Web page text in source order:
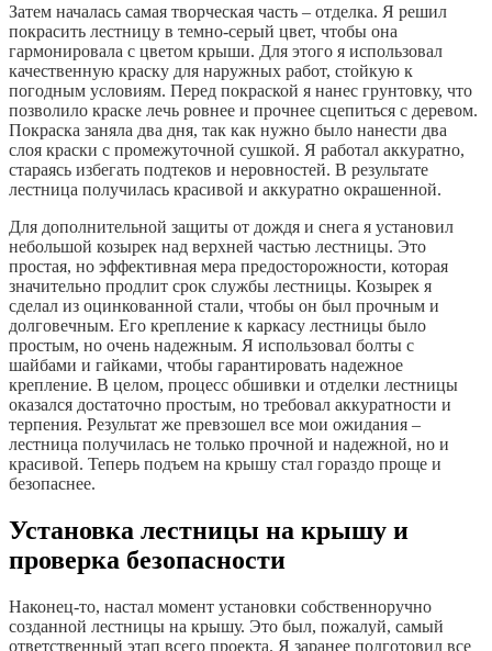
Затем началась самая творческая часть – отделка. Я решил
покрасить лестницу в темно-серый цвет, чтобы она
гармонировала с цветом крыши. Для этого я использовал
качественную краску для наружных работ, стойкую к
погодным условиям. Перед покраской я нанес грунтовку, что
позволило краске лечь ровнее и прочнее сцепиться с деревом.
Покраска заняла два дня, так как нужно было нанести два
слоя краски с промежуточной сушкой. Я работал аккуратно,
стараясь избегать подтеков и неровностей. В результате
лестница получилась красивой и аккуратно окрашенной.
Для дополнительной защиты от дождя и снега я установил
небольшой козырек над верхней частью лестницы. Это
простая, но эффективная мера предосторожности, которая
значительно продлит срок службы лестницы. Козырек я
сделал из оцинкованной стали, чтобы он был прочным и
долговечным. Его крепление к каркасу лестницы было
простым, но очень надежным. Я использовал болты с
шайбами и гайками, чтобы гарантировать надежное
крепление. В целом, процесс обшивки и отделки лестницы
оказался достаточно простым, но требовал аккуратности и
терпения. Результат же превзошел все мои ожидания –
лестница получилась не только прочной и надежной, но и
красивой. Теперь подъем на крышу стал гораздо проще и
безопаснее.
Установка лестницы на крышу и
проверка безопасности
Наконец-то, настал момент установки собственноручно
созданной лестницы на крышу. Это был, пожалуй, самый
ответственный этап всего проекта. Я заранее подготовил все